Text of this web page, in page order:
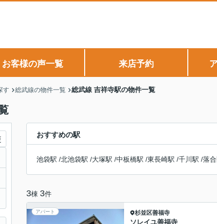
お客様の声一覧 来店予約
す 総武線の物件一覧 総武線 吉祥寺駅の物件一覧
おすすめの駅
池袋駅 /北池袋駅 /大塚駅 /中板橋駅 /東長崎駅 /千川駅 /落
3棟 3件
アパート 杉並区善福寺
ソレイユ善福寺